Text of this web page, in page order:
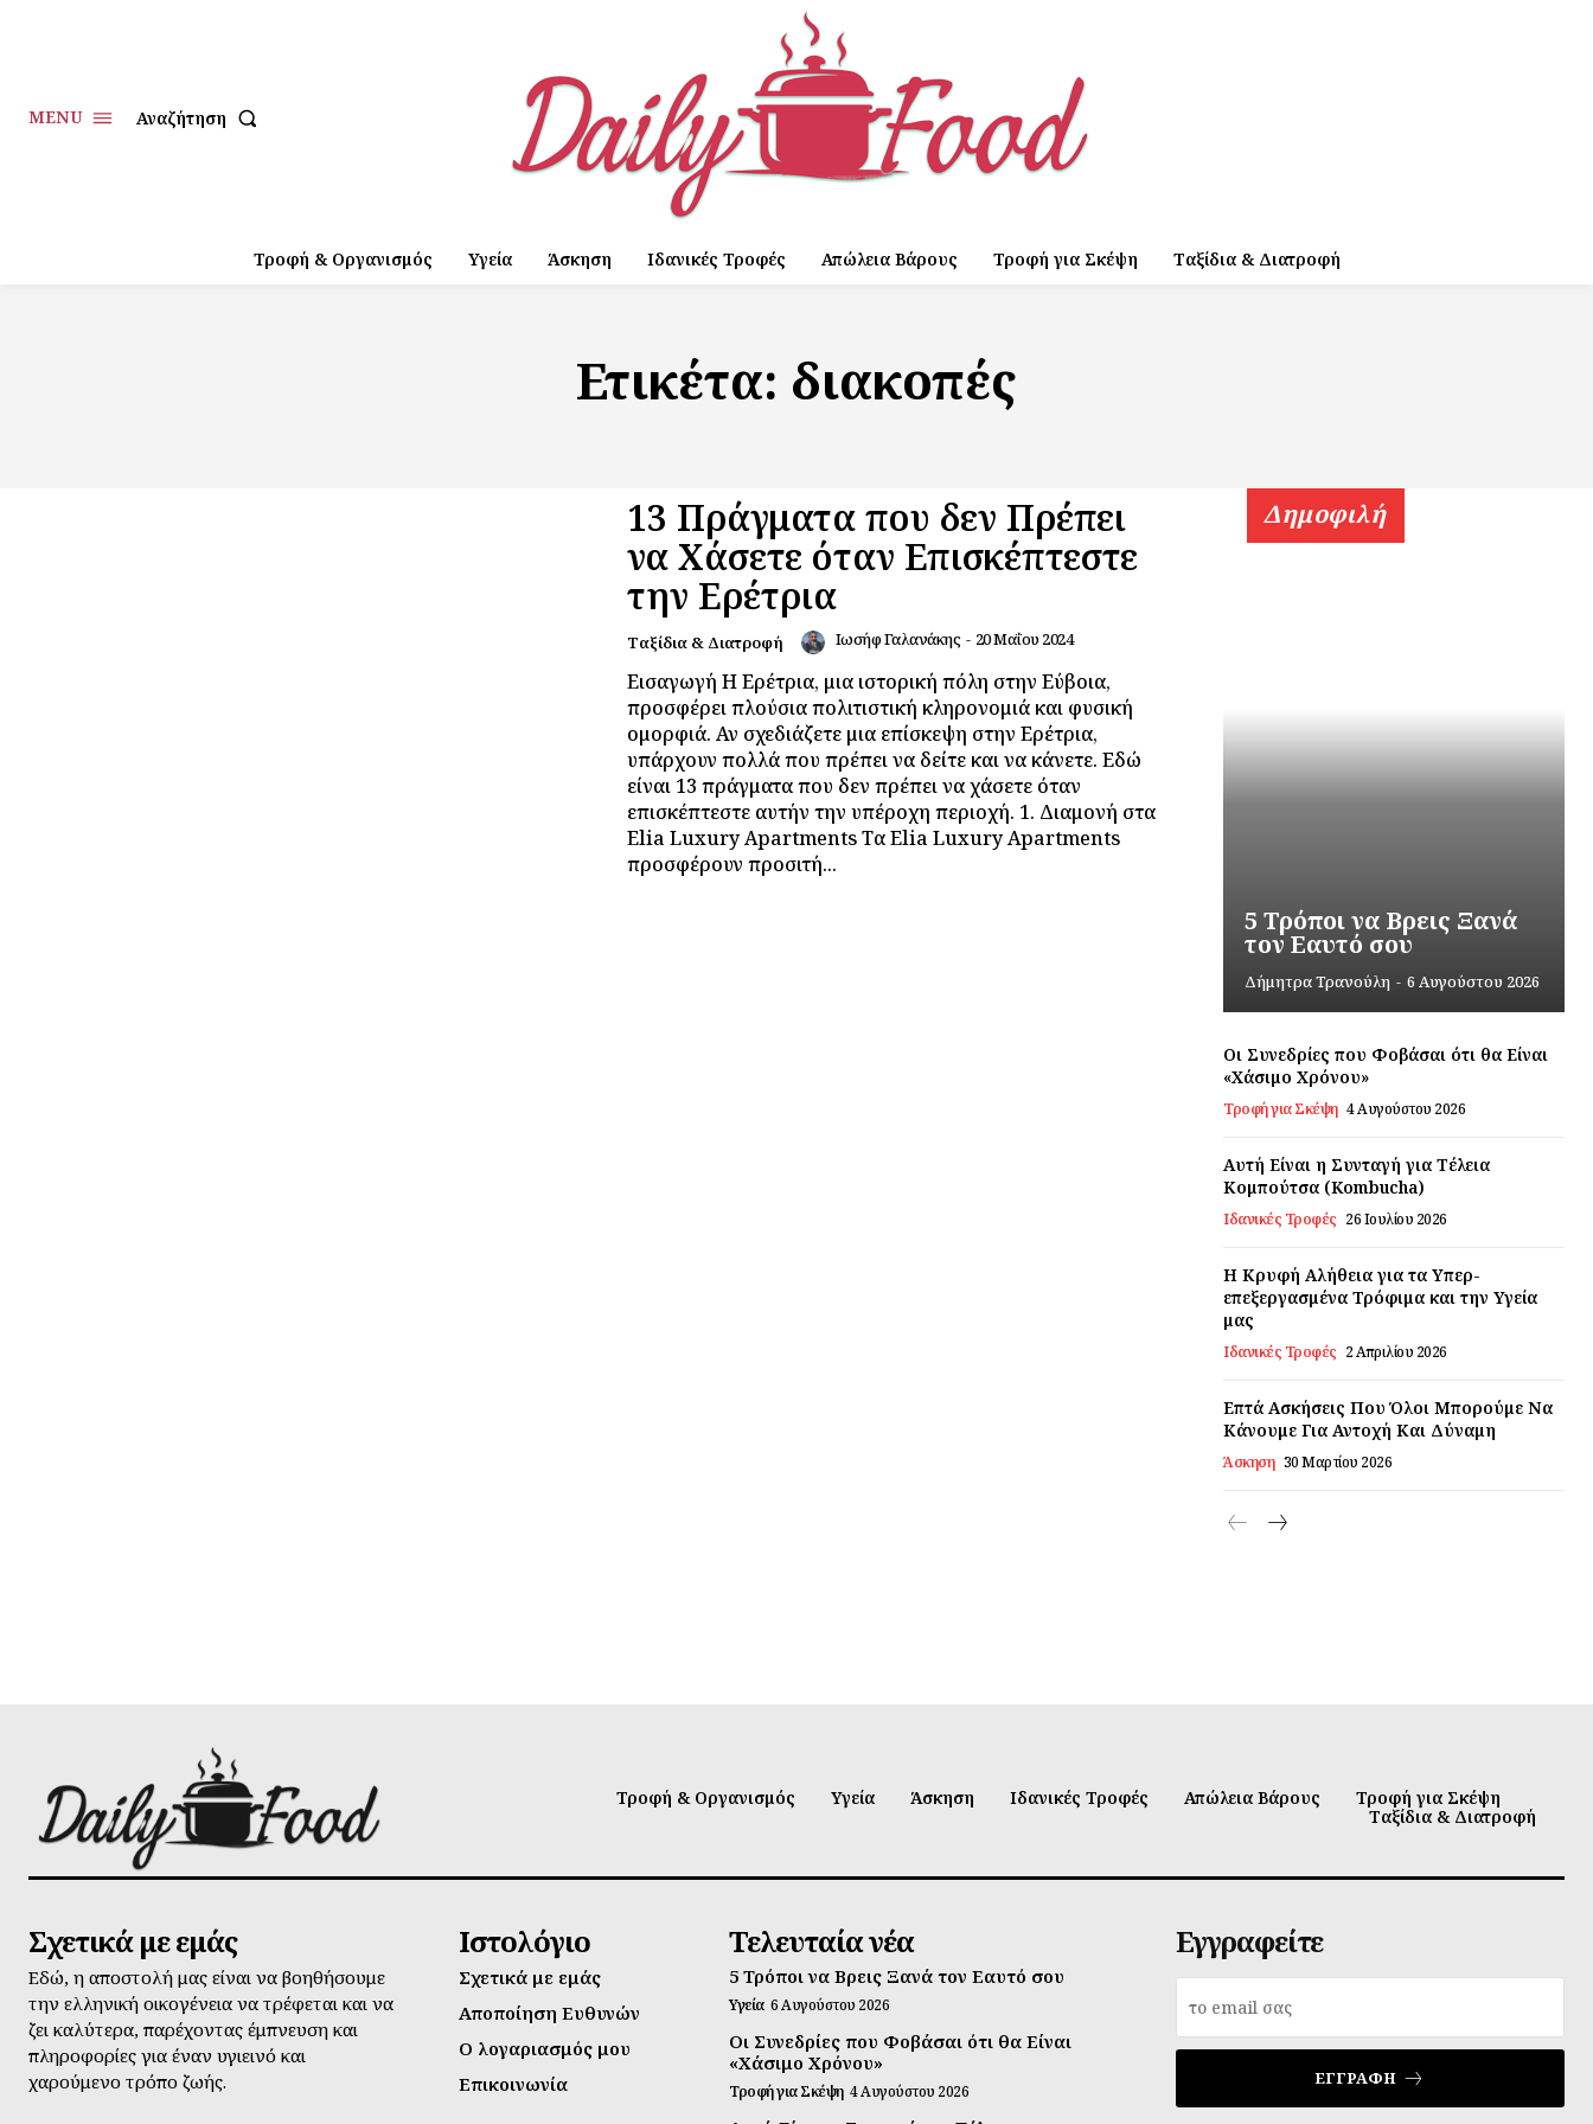
MENU Αναζήτηση
Τροφή & Οργανισμός Υγεία Άσκηση Ιδανικές Τροφές Απώλεια Βάρους Τροφή για Σκέψη Ταξίδια & Διατροφή
Ετικέτα: διακοπές
13 Πράγματα που δεν Πρέπει
να Χάσετε όταν Επισκέπτεστε
την Ερέτρια
Ταξίδια & Διατροφή Ιωσήφ Γαλανάκης - 20 Μαΐου 2024
Εισαγωγή Η Ερέτρια, μια ιστορική πόλη στην Εύβοια,
προσφέρει πλούσια πολιτιστική κληρονομιά και φυσική
ομορφιά. Αν σχεδιάζετε μια επίσκεψη στην Ερέτρια,
υπάρχουν πολλά που πρέπει να δείτε και να κάνετε. Εδώ
είναι 13 πράγματα που δεν πρέπει να χάσετε όταν
επισκέπτεστε αυτήν την υπέροχη περιοχή. 1. Διαμονή στα
Elia Luxury Apartments Τα Elia Luxury Apartments
προσφέρουν προσιτή...
Δημοφιλή
5 Τρόποι να Βρεις Ξανά
τον Εαυτό σου
Δήμητρα Τρανούλη - 6 Αυγούστου 2026
Οι Συνεδρίες που Φοβάσαι ότι θα Είναι
«Χάσιμο Χρόνου»
Τροφή για Σκέψη 4 Αυγούστου 2026
Αυτή Είναι η Συνταγή για Τέλεια
Κομπούτσα (Kombucha)
Ιδανικές Τροφές 26 Ιουλίου 2026
Η Κρυφή Αλήθεια για τα Υπερ-
επεξεργασμένα Τρόφιμα και την Υγεία
μας
Ιδανικές Τροφές 2 Απριλίου 2026
Επτά Ασκήσεις Που Όλοι Μπορούμε Να
Κάνουμε Για Αντοχή Και Δύναμη
Άσκηση 30 Μαρτίου 2026
Τροφή & Οργανισμός Υγεία Άσκηση Ιδανικές Τροφές Απώλεια Βάρους
Τροφή για Σκέψη
Ταξίδια & Διατροφή
Σχετικά με εμάς
Εδώ, η αποστολή μας είναι να βοηθήσουμε
την ελληνική οικογένεια να τρέφεται και να
ζει καλύτερα, παρέχοντας έμπνευση και
πληροφορίες για έναν υγιεινό και
χαρούμενο τρόπο ζωής.
Ιστολόγιο
Σχετικά με εμάς
Αποποίηση Ευθυνών
Ο λογαριασμός μου
Επικοινωνία
Τελευταία νέα
5 Τρόποι να Βρεις Ξανά τον Εαυτό σου
Υγεία 6 Αυγούστου 2026
Οι Συνεδρίες που Φοβάσαι ότι θα Είναι
«Χάσιμο Χρόνου»
Τροφή για Σκέψη 4 Αυγούστου 2026
Εγγραφείτε
ΕΓΓΡΑΦΉ